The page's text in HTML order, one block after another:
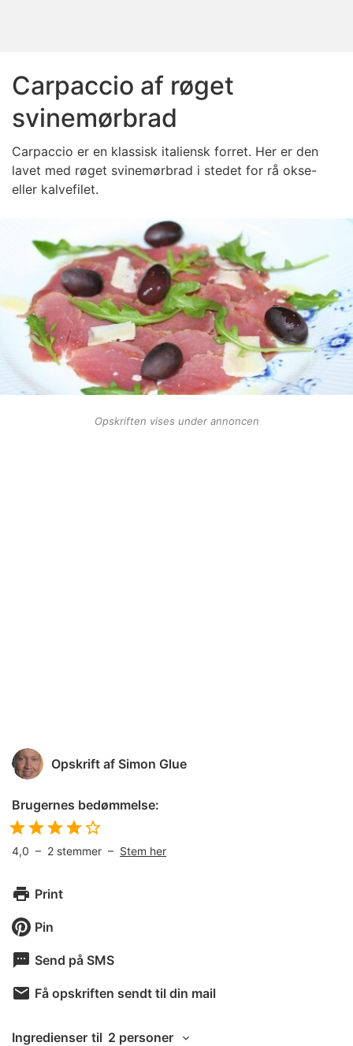
Carpaccio af røget
svinemørbrad
Carpaccio er en klassisk italiensk forret. Her er den
lavet med røget svinemørbrad i stedet for rå okse-
eller kalvefilet.
Opskriften vises under annoncen
Opskrift af Simon Glue
Brugernes bedømmelse:
4,0 – 2 stemmer – Stem her
Print
Pin
Send på SMS
Få opskriften sendt til din mail
Ingredienser til 2 personer